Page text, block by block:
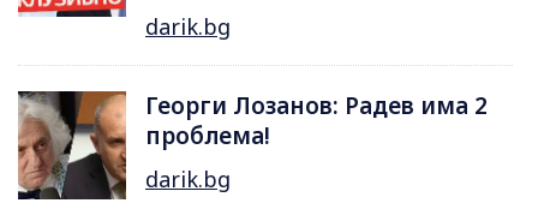
darik.bg
Георги Лозанов: Радев има 2
проблема!
darik.bg